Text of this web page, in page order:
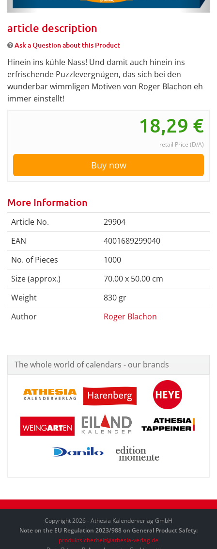
article description
Ask a Question about this Product
Hinein ins kühle Nass! Und damit auch hinein ins
erfrischende Puzzlevergnügen, das sich bei den
wunderbar wimmligen Motiven von Roger Blachon eh
immer einstellt!
18,29 €
retail Price (D/A)
Buy now
More Information
Article No.
29904
EAN
4001689299040
No. of Pieces
1000
Size (approx.)
70.00 x 50.00 cm
Weight
830 gr
Author
Roger Blachon
The whole world of calendars - our brands
Copyright 2026 - Athesia Kalenderverlag GmbH
Note on the EU Regulation 2023/988 on General Product Safety:
produktsicherheit@athesia-verlag.de